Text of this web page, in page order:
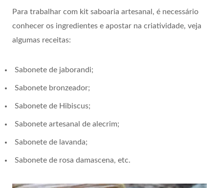
Para trabalhar com kit saboaria artesanal, é necessário
conhecer os ingredientes e apostar na criatividade, veja
algumas receitas:
Sabonete de jaborandi;
Sabonete bronzeador;
Sabonete de Hibiscus;
Sabonete artesanal de alecrim;
Sabonete de lavanda;
Sabonete de rosa damascena, etc.